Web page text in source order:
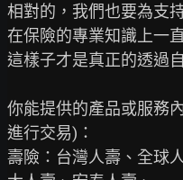
相對的，我們也要為支
在保險的專業知識上一
這樣子才是真正的透過
你能提供的產品或服務
進行交易)：
壽險：台灣人壽、全球